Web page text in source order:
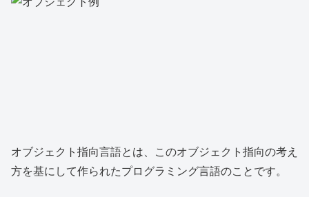
オブジェクト指向言語とは、このオブジェクト指向の考え
方を基にして作られたプログラミング言語のことです。